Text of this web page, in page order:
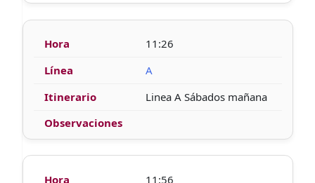
11:26
A
Linea A Sábados mañana
11:56